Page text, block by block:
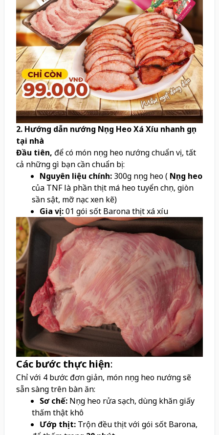
2. Hướng dẫn nướng Nọng Heo Xá Xíu nhanh gọn
tại nhà
Đầu tiên, để có món nọng heo nướng chuẩn vị, tất
cả những gì bạn cần chuẩn bị:
Nguyên liệu chính: 300g nọng heo ( Nọng heo
của TNF là phần thịt má heo tuyển chọn, giòn
sần sật, mỡ nạc xen kẽ)
Gia vị:01 gói sốt Barona thịt xá xíu
Các bước thực hiện:
Chỉ với 4 bước đơn giản, món nọng heo nướng sẽ
sẵn sàng trên bàn ăn:
Sơ chế: Nọng heo rửa sạch, dùng khăn giấy
thấm thật khô
Ướp thịt: Trộn đều thịt với gói sốt Barona,